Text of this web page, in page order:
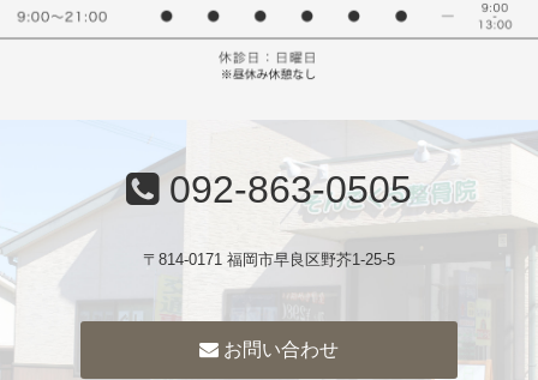
092-863-0505
〒814-0171 福岡市早良区野芥1-25-5
お問い合わせ